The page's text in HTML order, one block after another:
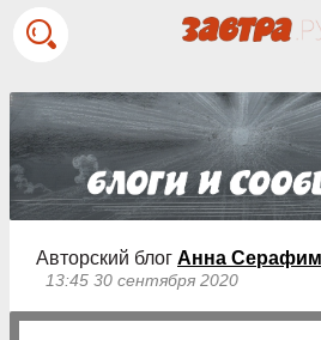
Авторский блог Анна
13:45 30 сентября 2020